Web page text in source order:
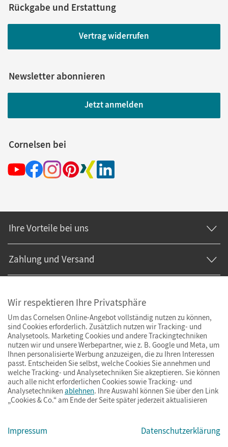
Rückgabe und Erstattung
Vertrag widerrufen
Newsletter abonnieren
Jetzt anmelden
Cornelsen bei
Ihre Vorteile bei uns
Zahlung und Versand
© Cornelsen Verlag 2026
ImpressumAGBDatenschutzBarrierefreiheitCookies & Co.
Wir respektieren Ihre Privatsphäre
Um das Cornelsen Online-Angebot vollständig nutzen zu können,
sind Cookies erforderlich. Zusätzlich nutzen wir Tracking- und
Analysetools. Marketing Cookies und andere Trackingtechniken
nutzen wir und unsere Werbepartner, wie z. B. Google und Meta, um
Ihnen personalisierte Werbung anzuzeigen, die zu Ihren Interessen
passt. Entscheiden Sie selbst, welche Cookies Sie annehmen und
welche Tracking- und Analysetechniken Sie akzeptieren. Sie können
auch alle nicht erforderlichen Cookies sowie Tracking- und
Analysetechniken ablehnen. Ihre Auswahl können Sie über den Link
„Cookies & Co.“ am Ende der Seite später jederzeit aktualisieren
Impressum Datenschutzerklärung